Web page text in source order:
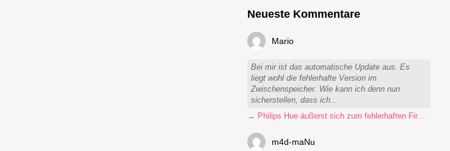
Neueste Kommentare
Mario
Bei mir ist das automatische Update aus. Es
liegt wohl die fehlerhafte Version im
Zwischenspeicher. Wie kann ich denn nun
sicherstellen, dass ich...
→ Philips Hue äußerst sich zum fehlerhaften Firmware-Update
m4d-maNu